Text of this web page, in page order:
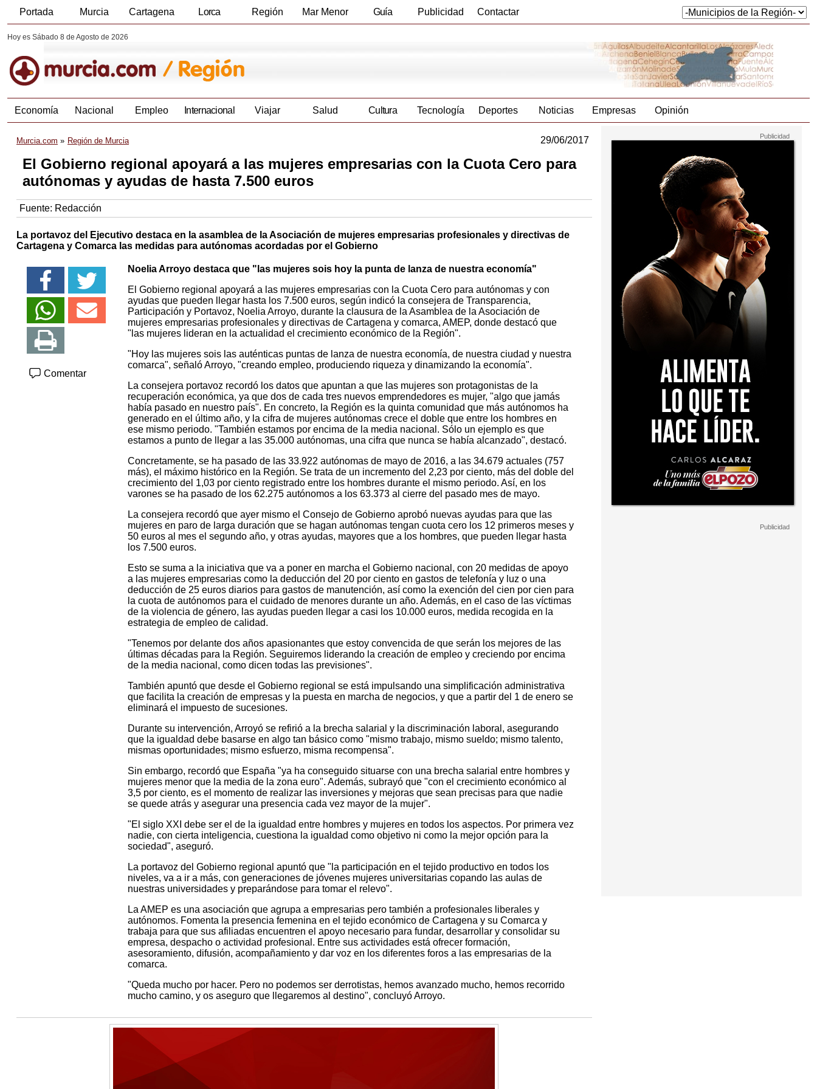
Portada Murcia Cartagena Lorca Región Mar Menor Guía Publicidad Contactar
Hoy es Sábado 8 de Agosto de 2026
Economía Nacional Empleo Internacional Viajar Salud Cultura Tecnología Deportes Noticias Empresas Opinión
Murcia.com Región de Murcia 29/06/2017
El Gobierno regional apoyará a las mujeres empresarias con la Cuota Cero para
autónomas y ayudas de hasta 7.500 euros
Fuente: Redacción
La portavoz del Ejecutivo destaca en la asamblea de la Asociación de mujeres empresarias profesionales y directivas de
Cartagena y Comarca las medidas para autónomas acordadas por el Gobierno
Comentar
Noelia Arroyo destaca que "las mujeres sois hoy la punta de lanza de nuestra economía"
El Gobierno regional apoyará a las mujeres empresarias con la Cuota Cero para autónomas y con
ayudas que pueden llegar hasta los 7.500 euros, según indicó la consejera de Transparencia,
Participación y Portavoz, Noelia Arroyo, durante la clausura de la Asamblea de la Asociación de
mujeres empresarias profesionales y directivas de Cartagena y comarca, AMEP, donde destacó que
"las mujeres lideran en la actualidad el crecimiento económico de la Región".
"Hoy las mujeres sois las auténticas puntas de lanza de nuestra economía, de nuestra ciudad y nuestra
comarca", señaló Arroyo, "creando empleo, produciendo riqueza y dinamizando la economía".
La consejera portavoz recordó los datos que apuntan a que las mujeres son protagonistas de la
recuperación económica, ya que dos de cada tres nuevos emprendedores es mujer, "algo que jamás
había pasado en nuestro país". En concreto, la Región es la quinta comunidad que más autónomos ha
generado en el último año, y la cifra de mujeres autónomas crece el doble que entre los hombres en
ese mismo periodo. "También estamos por encima de la media nacional. Sólo un ejemplo es que
estamos a punto de llegar a las 35.000 autónomas, una cifra que nunca se había alcanzado", destacó.
Concretamente, se ha pasado de las 33.922 autónomas de mayo de 2016, a las 34.679 actuales (757
más), el máximo histórico en la Región. Se trata de un incremento del 2,23 por ciento, más del doble del
crecimiento del 1,03 por ciento registrado entre los hombres durante el mismo periodo. Así, en los
varones se ha pasado de los 62.275 autónomos a los 63.373 al cierre del pasado mes de mayo.
La consejera recordó que ayer mismo el Consejo de Gobierno aprobó nuevas ayudas para que las
mujeres en paro de larga duración que se hagan autónomas tengan cuota cero los 12 primeros meses y
50 euros al mes el segundo año, y otras ayudas, mayores que a los hombres, que pueden llegar hasta
los 7.500 euros.
Esto se suma a la iniciativa que va a poner en marcha el Gobierno nacional, con 20 medidas de apoyo
a las mujeres empresarias como la deducción del 20 por ciento en gastos de telefonía y luz o una
deducción de 25 euros diarios para gastos de manutención, así como la exención del cien por cien para
la cuota de autónomos para el cuidado de menores durante un año. Además, en el caso de las víctimas
de la violencia de género, las ayudas pueden llegar a casi los 10.000 euros, medida recogida en la
estrategia de empleo de calidad.
"Tenemos por delante dos años apasionantes que estoy convencida de que serán los mejores de las
últimas décadas para la Región. Seguiremos liderando la creación de empleo y creciendo por encima
de la media nacional, como dicen todas las previsiones".
También apuntó que desde el Gobierno regional se está impulsando una simplificación administrativa
que facilita la creación de empresas y la puesta en marcha de negocios, y que a partir del 1 de enero se
eliminará el impuesto de sucesiones.
Durante su intervención, Arroyó se refirió a la brecha salarial y la discriminación laboral, asegurando
que la igualdad debe basarse en algo tan básico como "mismo trabajo, mismo sueldo; mismo talento,
mismas oportunidades; mismo esfuerzo, misma recompensa".
Sin embargo, recordó que España "ya ha conseguido situarse con una brecha salarial entre hombres y
mujeres menor que la media de la zona euro". Además, subrayó que "con el crecimiento económico al
3,5 por ciento, es el momento de realizar las inversiones y mejoras que sean precisas para que nadie
se quede atrás y asegurar una presencia cada vez mayor de la mujer".
"El siglo XXI debe ser el de la igualdad entre hombres y mujeres en todos los aspectos. Por primera vez
nadie, con cierta inteligencia, cuestiona la igualdad como objetivo ni como la mejor opción para la
sociedad", aseguró.
La portavoz del Gobierno regional apuntó que "la participación en el tejido productivo en todos los
niveles, va a ir a más, con generaciones de jóvenes mujeres universitarias copando las aulas de
nuestras universidades y preparándose para tomar el relevo".
La AMEP es una asociación que agrupa a empresarias pero también a profesionales liberales y
autónomos. Fomenta la presencia femenina en el tejido económico de Cartagena y su Comarca y
trabaja para que sus afiliadas encuentren el apoyo necesario para fundar, desarrollar y consolidar su
empresa, despacho o actividad profesional. Entre sus actividades está ofrecer formación,
asesoramiento, difusión, acompañamiento y dar voz en los diferentes foros a las empresarias de la
comarca.
"Queda mucho por hacer. Pero no podemos ser derrotistas, hemos avanzado mucho, hemos recorrido
mucho camino, y os aseguro que llegaremos al destino", concluyó Arroyo.